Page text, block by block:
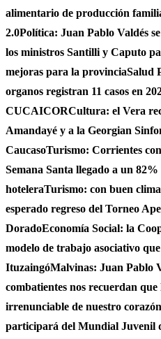
alimentario de producción
2.0Política: Juan Pablo Valdés
los ministros Santilli y Caputo
mejoras para la provinciaSalud
organos registran 11 casos en
CUCAICORCultura: el Vera
Amandayé y a la Georgian
CaucasoTurismo: Corrientes
Semana Santa llegado a un 82%
hoteleraTurismo: con buen
esperado regreso del Torneo
DoradoEconomía Social: la
modelo de trabajo asociativo
ItuzaingóMalvinas: Juan Pablo
combatientes nos recuerdan que
irrenunciable de nuestro corazón
participará del Mundial Juvenil